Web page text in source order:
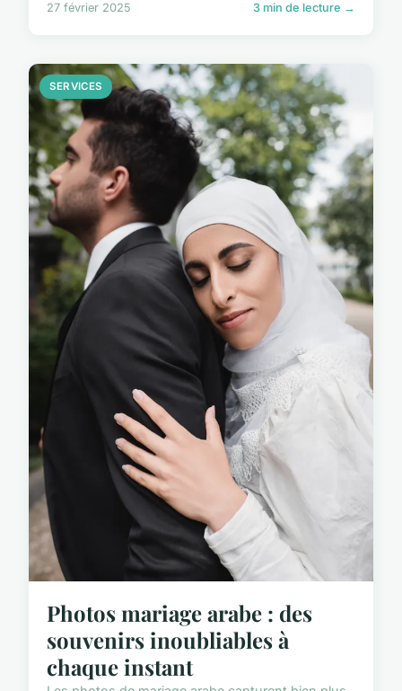
27 février 2025 3 min de lecture →
SERVICES
Photos mariage arabe : des
souvenirs inoubliables à
chaque instant